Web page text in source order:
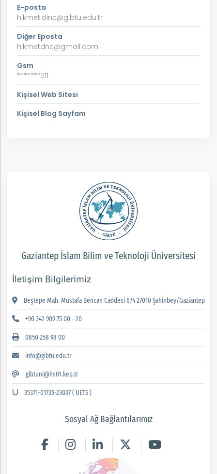
E-posta
hikmet.dinc@gibtu.edu.tr
Diğer Eposta
hikmetdnc@gmail.com
Gsm
*******211
Kişisel Web Sitesi
Kişisel Blog Sayfam
Gaziantep İslam Bilim ve Teknoloji Üniversitesi
İletişim Bilgilerimiz
Beştepe Mah. Mustafa Bencan Caddesi 6/4 27010 Şahinbey/Gaziantep
+90 342 909 75 00 - 20
0850 258 98 00
info@gibtu.edu.tr
gibtuni@hs01.kep.tr
35371-01735-23037 ( UETS )
Sosyal Ağ Bağlantılarımız